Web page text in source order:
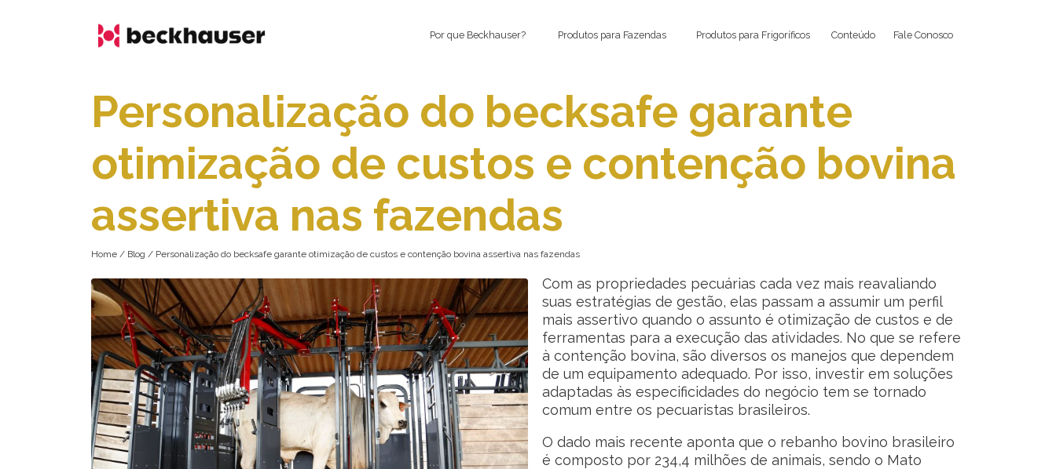
Por que Beckhauser? Produtos para Fazendas Produtos para Frigoríficos Conteúdo Fale Conosco
Personalização do becksafe garante
otimização de custos e contenção bovina
assertiva nas fazendas
Home / Blog / Personalização do becksafe garante otimização de custos e contenção bovina assertiva nas fazendas
Com as propriedades pecuárias cada vez mais reavaliando
suas estratégias de gestão, elas passam a assumir um perfil
mais assertivo quando o assunto é otimização de custos e de
ferramentas para a execução das atividades. No que se refere
à contenção bovina, são diversos os manejos que dependem
de um equipamento adequado. Por isso, investir em soluções
adaptadas às especificidades do negócio tem se tornado
comum entre os pecuaristas brasileiros.
O dado mais recente aponta que o rebanho bovino brasileiro
é composto por 234,4 milhões de animais, sendo o Mato